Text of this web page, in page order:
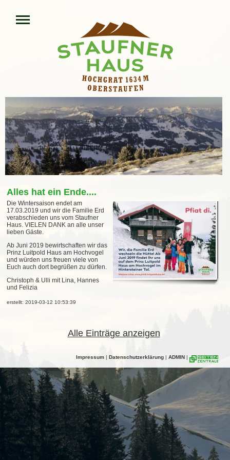
Alles hat ein Ende....
Die Wintersaison endet am
17.03.2019 und wir die Familie Erd
verabschieden uns vom Staufner
Haus. VIELEN DANK an alle unser
lieben Gäste.
Ab Juni 2019 bewirtschaften wir das
Prinz Luitpold Haus am Hochvogel
und würden uns freuen viele von
Euch auch dort begrüßen zu dürfen.
Christoph & Ulli mit Lina, Hannes
und Felizia
erstellt: 2019-03-12 10:53:39
Alle Einträge anzeigen
Impressum | Datenschutzerklärung | ADMIN |